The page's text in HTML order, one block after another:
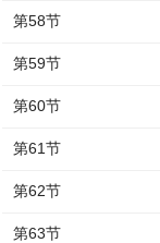
第58节
第59节
第60节
第61节
第62节
第63节